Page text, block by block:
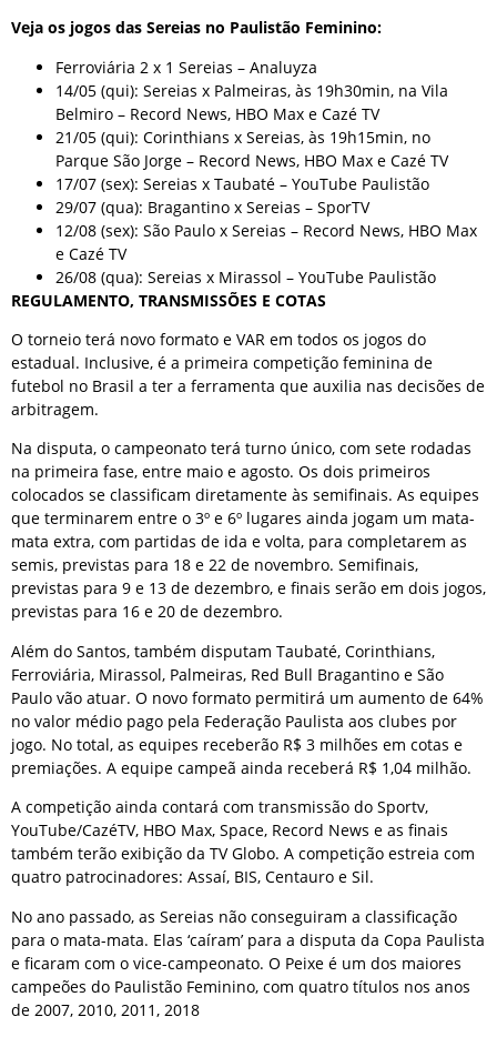
Veja os jogos das Sereias no Paulistão Feminino:
Ferroviária 2 x 1 Sereias – Analuyza
14/05 (qui): Sereias x Palmeiras, às 19h30min, na Vila
Belmiro – Record News, HBO Max e Cazé TV
21/05 (qui): Corinthians x Sereias, às 19h15min, no
Parque São Jorge – Record News, HBO Max e Cazé TV
17/07 (sex): Sereias x Taubaté – YouTube Paulistão
29/07 (qua): Bragantino x Sereias – SporTV
12/08 (sex): São Paulo x Sereias – Record News, HBO Max
e Cazé TV
26/08 (qua): Sereias x Mirassol – YouTube Paulistão
REGULAMENTO, TRANSMISSÕES E COTAS
O torneio terá novo formato e VAR em todos os jogos do
estadual. Inclusive, é a primeira competição feminina de
futebol no Brasil a ter a ferramenta que auxilia nas decisões de
arbitragem.
Na disputa, o campeonato terá turno único, com sete rodadas
na primeira fase, entre maio e agosto. Os dois primeiros
colocados se classificam diretamente às semifinais. As equipes
que terminarem entre o 3º e 6º lugares ainda jogam um mata-
mata extra, com partidas de ida e volta, para completarem as
semis, previstas para 18 e 22 de novembro. Semifinais,
previstas para 9 e 13 de dezembro, e finais serão em dois jogos,
previstas para 16 e 20 de dezembro.
Além do Santos, também disputam Taubaté, Corinthians,
Ferroviária, Mirassol, Palmeiras, Red Bull Bragantino e São
Paulo vão atuar. O novo formato permitirá um aumento de 64%
no valor médio pago pela Federação Paulista aos clubes por
jogo. No total, as equipes receberão R$ 3 milhões em cotas e
premiações. A equipe campeã ainda receberá R$ 1,04 milhão.
A competição ainda contará com transmissão do Sportv,
YouTube/CazéTV, HBO Max, Space, Record News e as finais
também terão exibição da TV Globo. A competição estreia com
quatro patrocinadores: Assaí, BIS, Centauro e Sil.
No ano passado, as Sereias não conseguiram a classificação
para o mata-mata. Elas ‘caíram’ para a disputa da Copa Paulista
e ficaram com o vice-campeonato. O Peixe é um dos maiores
campeões do Paulistão Feminino, com quatro títulos nos anos
de 2007, 2010, 2011, 2018